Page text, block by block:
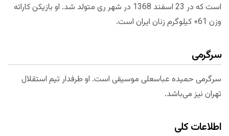
است که در 23 اسفند 1368 در شهر ری متولد شد. او بازیکن کاراته
وزن 61+ کیلوگرم زنان ایران است.
سرگرمی
سرگرمی حمیده عباسعلی موسیقی است. او طرفدار تیم استقلال
تهران نیز می‌باشد.
اطلاعات کلی